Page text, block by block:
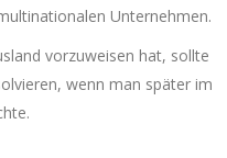
Unternehmen.
vorzuweisen hat, sollte
wenn man später im